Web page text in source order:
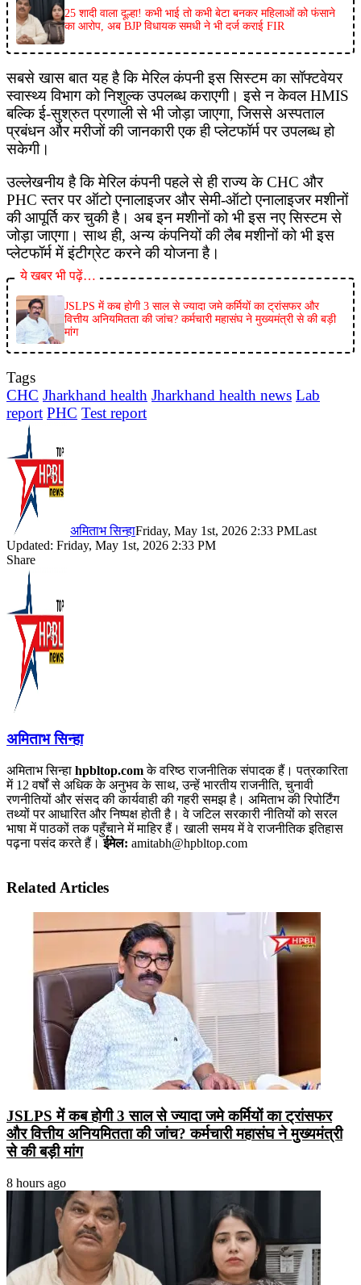
25 शादी वाला दूल्हा! कभी भाई तो कभी बेटा बनकर महिलाओं को फंसाने
का आरोप, अब BJP विधायक समधी ने भी दर्ज कराई FIR
सबसे खास बात यह है कि मेरिल कंपनी इस सिस्टम का सॉफ्टवेयर
स्वास्थ्य विभाग को निशुल्क उपलब्ध कराएगी। इसे न केवल HMIS
बल्कि ई-सुश्रुत प्रणाली से भी जोड़ा जाएगा, जिससे अस्पताल
प्रबंधन और मरीजों की जानकारी एक ही प्लेटफॉर्म पर उपलब्ध हो
सकेगी।
उल्लेखनीय है कि मेरिल कंपनी पहले से ही राज्य के CHC और
PHC स्तर पर ऑटो एनालाइजर और सेमी-ऑटो एनालाइजर मशीनों
की आपूर्ति कर चुकी है। अब इन मशीनों को भी इस नए सिस्टम से
जोड़ा जाएगा। साथ ही, अन्य कंपनियों की लैब मशीनों को भी इस
प्लेटफॉर्म में इंटीग्रेट करने की योजना है।
ये खबर भी पढ़ें…
JSLPS में कब होगी 3 साल से ज्यादा जमे कर्मियों का ट्रांसफर और
वित्तीय अनियमितता की जांच? कर्मचारी महासंघ ने मुख्यमंत्री से की बड़ी
मांग
Tags
CHC Jharkhand health Jharkhand health news Lab
report PHC Test report
अमिताभ सिन्हाFriday, May 1st, 2026 2:33 PMLast
Updated: Friday, May 1st, 2026 2:33 PM
Share
Facebook
LinkedIn
Pinterest
WhatsApp
Telegram
अमिताभ सिन्हा
अमिताभ सिन्हा hpbltop.comके वरिष्ठ राजनीतिक संपादक हैं। पत्रकारिता
में 12 वर्षों से अधिक के अनुभव के साथ, उन्हें भारतीय राजनीति, चुनावी
रणनीतियों और संसद की कार्यवाही की गहरी समझ है। अमिताभ की रिपोर्टिंग
तथ्यों पर आधारित और निष्पक्ष होती है। वे जटिल सरकारी नीतियों को सरल
भाषा में पाठकों तक पहुँचाने में माहिर हैं। खाली समय में वे राजनीतिक इतिहास
पढ़ना पसंद करते हैं।ईमेल: amitabh@hpbltop.com
Related Articles
JSLPS में कब होगी 3 साल से ज्यादा जमे कर्मियों का ट्रांसफर
और वित्तीय अनियमितता की जांच? कर्मचारी महासंघ ने मुख्यमंत्री
से की बड़ी मांग
8 hours ago